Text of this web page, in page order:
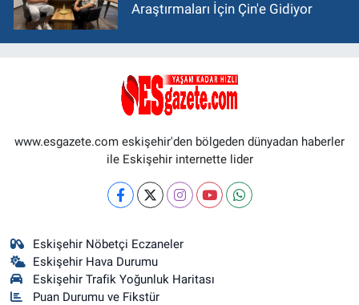
Araştırmaları İçin Çin'e Gidiyor
www.esgazete.com eskişehir'den bölgeden dünyadan haberler
ile Eskişehir internette lider
Eskişehir Nöbetçi Eczaneler
Eskişehir Hava Durumu
Eskişehir Trafik Yoğunluk Haritası
Puan Durumu ve Fikstür